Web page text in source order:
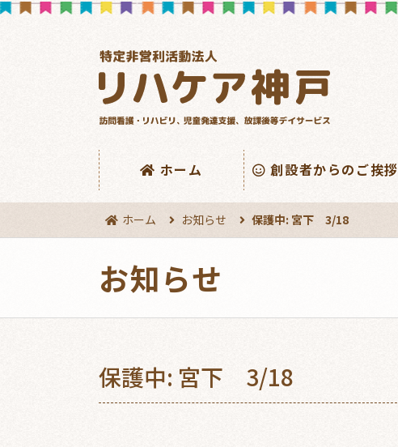
ホーム 創設者からのご挨拶
ホーム お知らせ 保護中: 宮下 3/18
お知らせ
保護中: 宮下 3/18